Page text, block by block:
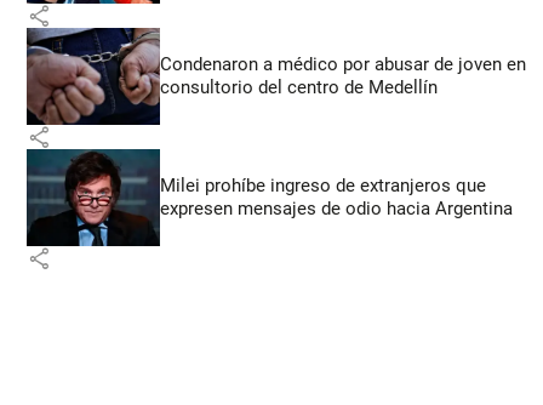
share
Condenaron a médico por abusar de joven en
consultorio del centro de Medellín
share
Milei prohíbe ingreso de extranjeros que
expresen mensajes de odio hacia Argentina
share